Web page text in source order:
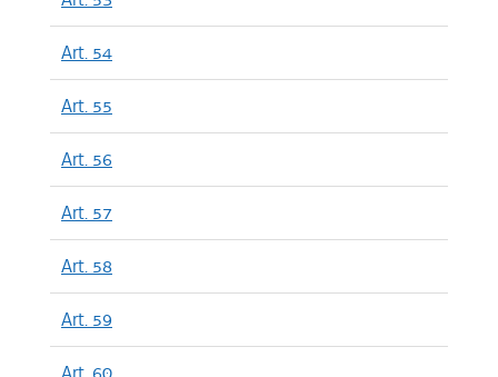
Art. 54
Art. 55
Art. 56
Art. 57
Art. 58
Art. 59